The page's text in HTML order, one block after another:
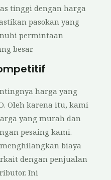
tinggi dengan harga
pasokan yang
permintaan
besar.
harga yang
Oleh karena itu, kami
yang murah dan
pesaing kami.
biaya
dengan penjualan
Ini